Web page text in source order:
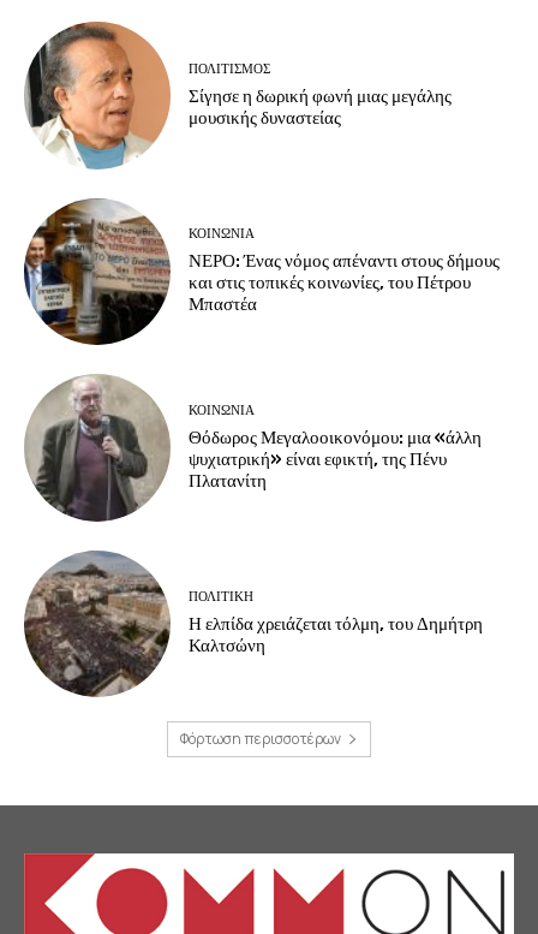
ΠΟΛΙΤΙΣΜΟΣ
Σίγησε η δωρική φωνή μιας μεγάλης
μουσικής δυναστείας
ΚΟΙΝΩΝΙΑ
ΝΕΡΟ: Ένας νόμος απέναντι στους δήμους
και στις τοπικές κοινωνίες, του Πέτρου
Μπαστέα
ΚΟΙΝΩΝΙΑ
Θόδωρος Μεγαλοοικονόμου: μια «άλλη
ψυχιατρική» είναι εφικτή, της Πένυ
Πλατανίτη
ΠΟΛΙΤΙΚΗ
Η ελπίδα χρειάζεται τόλμη, του Δημήτρη
Καλτσώνη
Φόρτωση περισσοτέρων